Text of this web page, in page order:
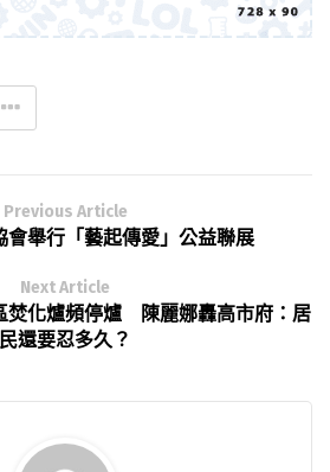
Previous Article
會舉行「藝起傳愛」公益聯展
Next Article
焚化爐頻停爐 陳麗娜轟高市府：居
民還要忍多久？